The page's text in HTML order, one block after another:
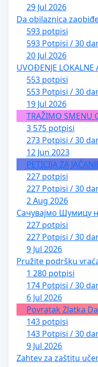
29 Jul 2026
Da obilaznica
593 potpisi
593 Potpisi / 30
20 Jul 2026
UVOĐENJE LOKALNE
553 potpisi
553 Potpisi / 30
19 Jul 2026
TRAŽIMO SMENU
3 575 potpisi
273 Potpisi / 30
12 Jun 2023
PETICIJA ZA
227 potpisi
227 Potpisi / 30
2 Aug 2026
Сачувајмо Шумицу
227 potpisi
227 Potpisi / 30
9 Jul 2026
Pružite podršku
1 280 potpisi
174 Potpisi / 30
6 Jul 2026
Povratak Zlatka
143 potpisi
143 Potpisi / 30
9 Jul 2026
Zahtev za zaštitu